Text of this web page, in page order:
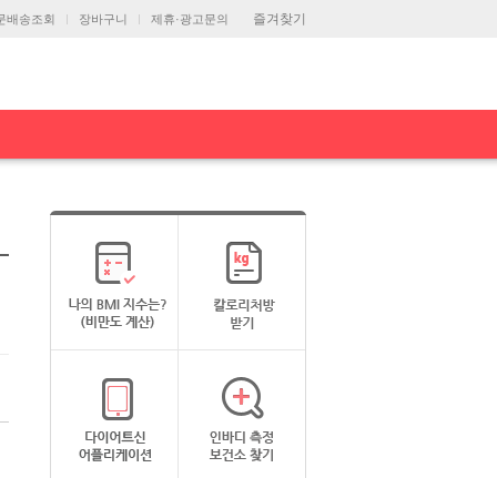
즐겨찾기
배송조회 장바구니 제휴·광고문의